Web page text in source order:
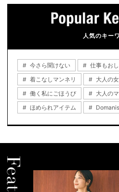
人気のキー
今さら聞けない 仕事もお
着こなしマンネリ
大人の
働く私にごほうび
大人の
ほめられアイテム